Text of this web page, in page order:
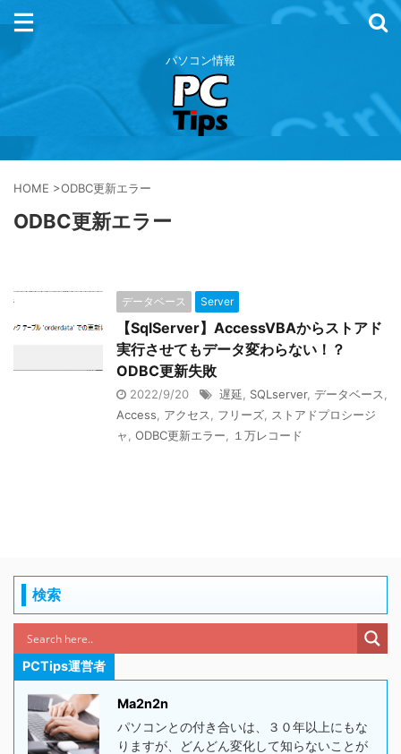
パソコン情報
HOME >ODBC更新エラー
ODBC更新エラー
データベース Server
【SqlServer】AccessVBAからストアド
実行させてもデータ変わらない！？
ODBC更新失敗
2022/9/20 遅延 SQLserver, データベース
Access
アクセス フリーズ
ストアドプロシージ
ャ
ODBC更新エラー １万レコード
検索
PCTips運営者
Ma2n2n
パソコンとの付き合いは、３０年以上にもな
りますが、どんどん変化して知らないことが